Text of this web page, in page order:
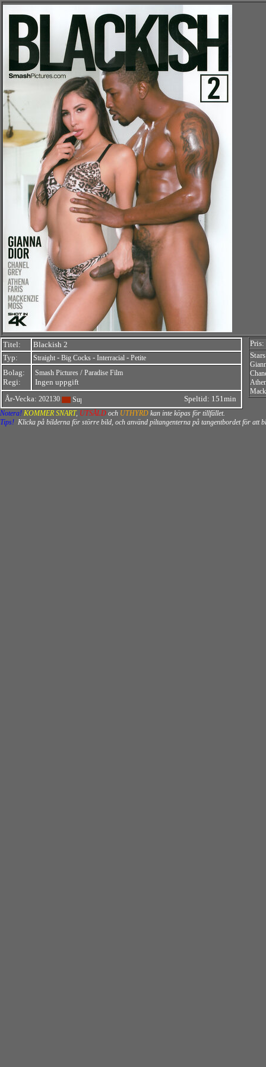
Titel:
Blackish 2
Typ:
Straight - Big Cocks - Interracial - Petite
Bolag:
Regi:
Smash Pictures / Paradise Film
Ingen uppgift
År-Vecka: 202130 Speltid: 151min
Notera! KOMMER SNART, UTSÅLD och UTHYRD kan inte köpas för tillfället.
Tips! Klicka på bilderna för större bild, och använd piltangenterna på tangentbordet för att